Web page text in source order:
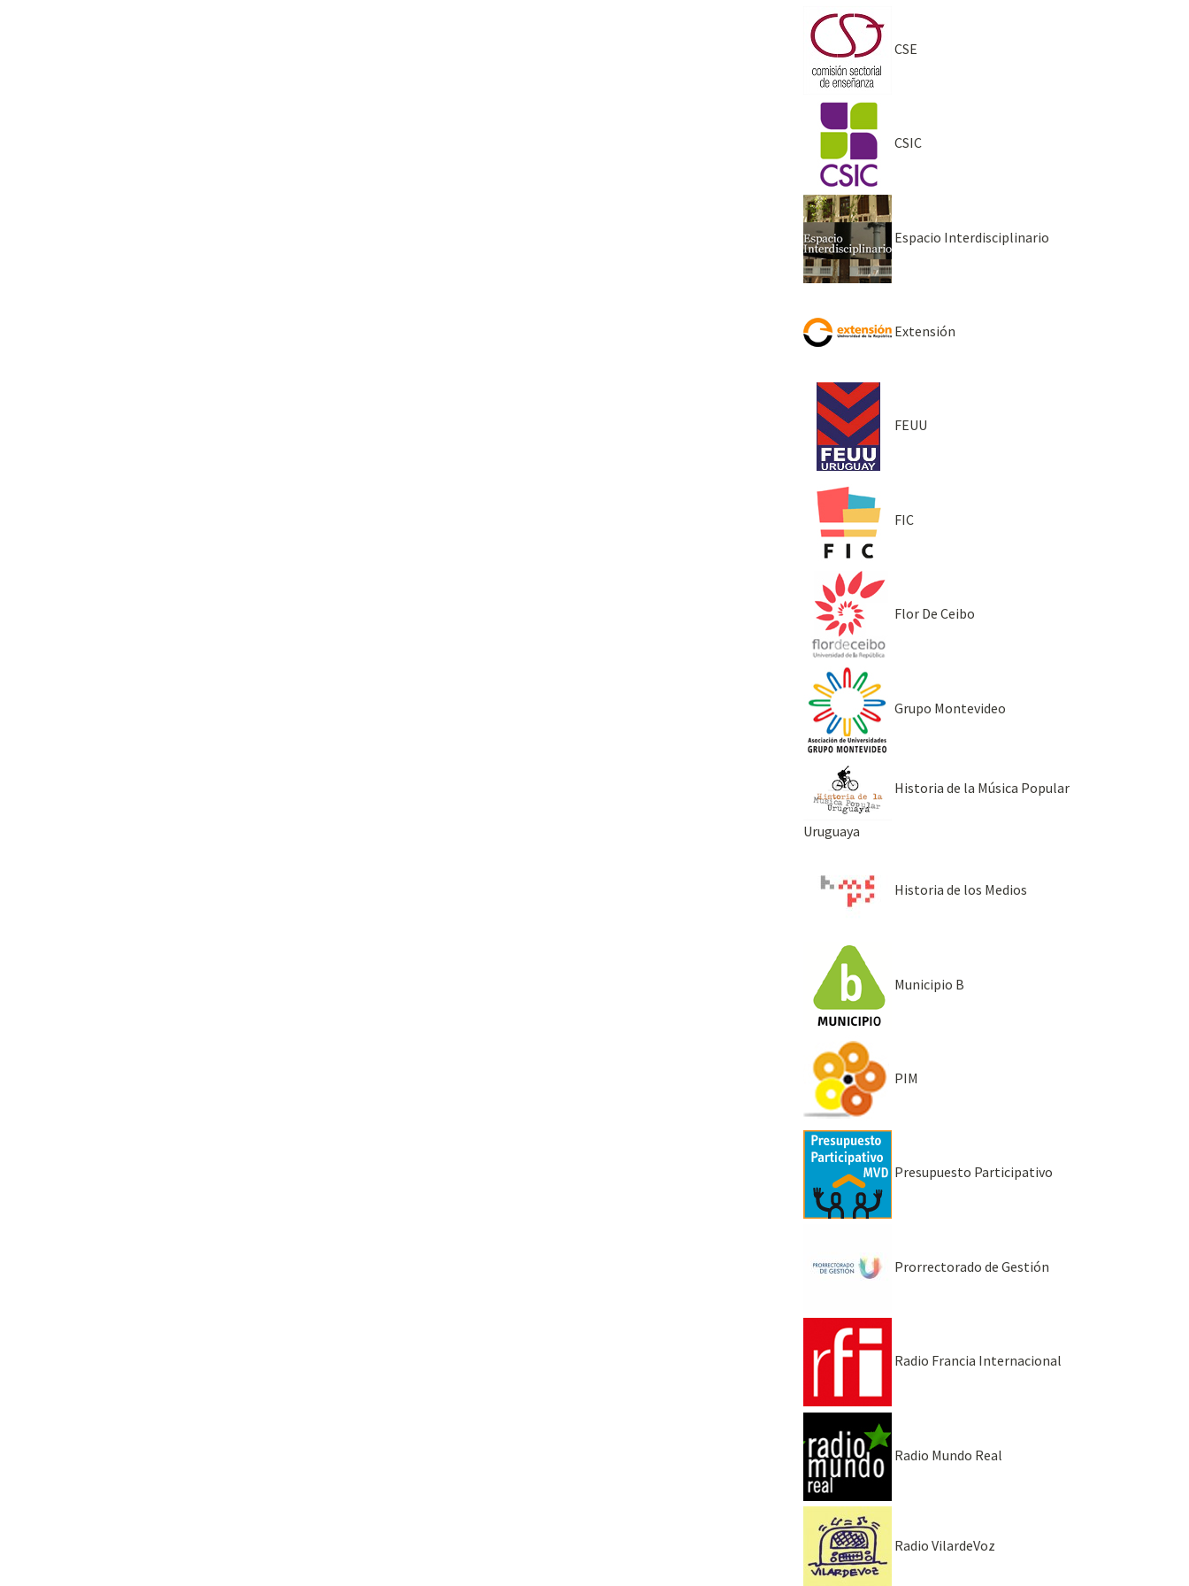
CSE
CSIC
Espacio Interdisciplinario
Extensión
FEUU
FIC
Flor De Ceibo
Grupo Montevideo
Historia de la Música Popular
Uruguaya
Historia de los Medios
Municipio B
PIM
Presupuesto Participativo
Prorrectorado de Gestión
Radio Francia Internacional
Radio Mundo Real
Radio VilardeVoz